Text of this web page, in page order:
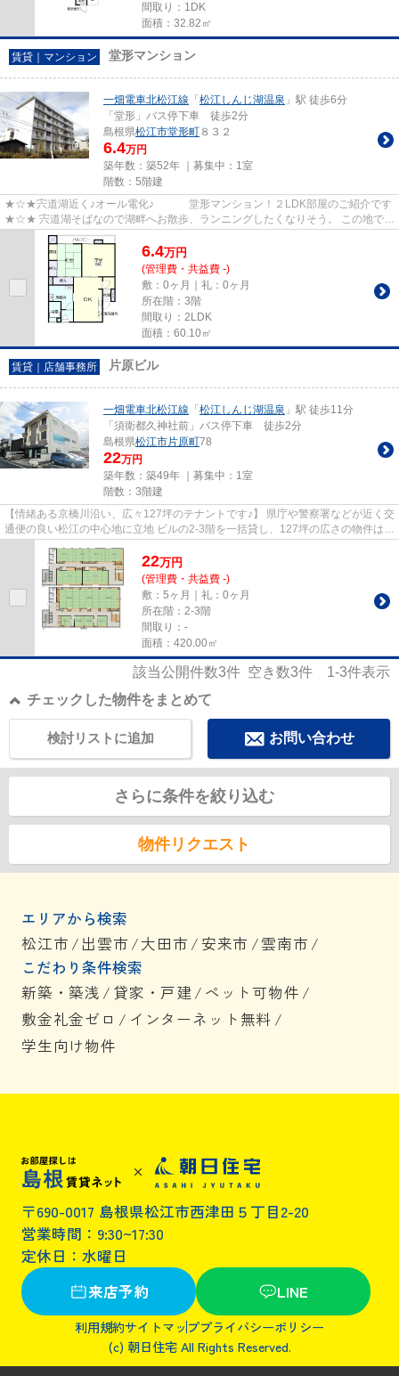
間取り：1DK
面積：32.82㎡
賃貸｜マンション 堂形マンション
一畑電車北松江線 「 松江しんじ湖温泉 」駅 徒歩6分
「堂形」バス停下車 徒歩2分
島根県松江市堂形町 ８３２
6.4万円
築年数：築52年 ｜募集中： 1室
階数：5階建
★☆★宍道湖近く♪オール電化♪ 堂形マンション！２LDK部屋のご紹介です
★☆★ 宍道湖そばなので湖畔へお散歩、ランニングしたくなりそう。 この地で、
２LDKファミリー物件。 室内もエ...
6.4万円
(管理費・共益費 -)
敷：0ヶ月｜礼：0ヶ月
所在階：3階
間取り：2LDK
面積：60.10㎡
賃貸｜店舗事務所 片原ビル
一畑電車北松江線 「 松江しんじ湖温泉 」駅 徒歩11分
「須衛都久神社前」バス停下車 徒歩2分
島根県松江市片原町78
22万円
築年数：築49年 ｜募集中： 1室
階数：3階建
【情緒ある京橋川沿い、広々127坪のテナントです♪】 県庁や警察署などが近く交
通便の良い松江の中心地に立地 ビルの2-3階を一括貸し、127坪の広さの物件は多
22万円
(管理費・共益費 -)
敷：5ヶ月｜礼：0ヶ月
所在階：2-3階
間取り：-
面積：420.00㎡
該当公開件数3件 空き数3件 1-3件表示
チェックした物件をまとめて
お問い合わせ
検討リストに追加
さらに条件を絞り込む
物件リクエスト
エリアから検索
松江市 / 出雲市 /大田市 / 安来市 /雲南市 /
こだわり条件検索
新築・築浅 / 貸家・戸建/ ペット可物件 /
敷金礼金ゼロ / インターネット無料 /
学生向け物件
〒690-0017 島根県松江市西津田５丁目2-20
営業時間：9:30~17:30
定休日：水曜日
来店予約
LINE
利用規約サイトマッププライバシーポリシー
(c) 朝日住宅 All Rights Reserved.